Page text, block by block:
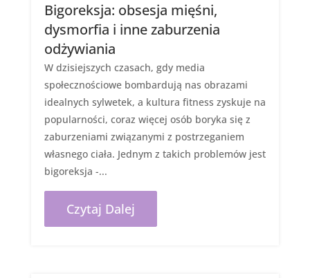
Bigoreksja: obsesja mięśni,
dysmorfia i inne zaburzenia
odżywiania
W dzisiejszych czasach, gdy media
społecznościowe bombardują nas obrazami
idealnych sylwetek, a kultura fitness zyskuje na
popularności, coraz więcej osób boryka się z
zaburzeniami związanymi z postrzeganiem
własnego ciała. Jednym z takich problemów jest
bigoreksja -...
Czytaj Dalej